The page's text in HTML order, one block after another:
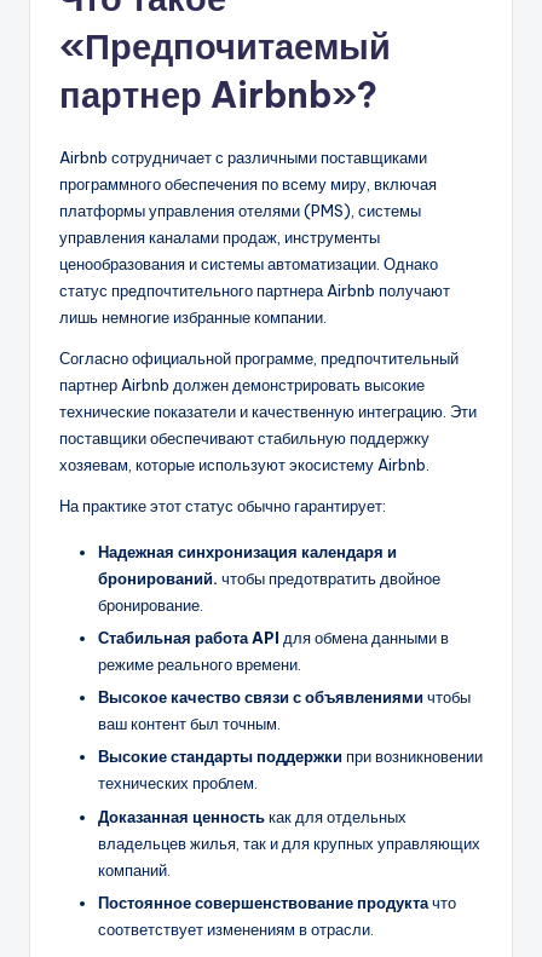
«Предпочитаемый
партнер Airbnb»?
Airbnb сотрудничает с различными поставщиками
программного обеспечения по всему миру, включая
платформы управления отелями (PMS), системы
управления каналами продаж, инструменты
ценообразования и системы автоматизации. Однако
статус предпочтительного партнера Airbnb получают
лишь немногие избранные компании.
Согласно официальной программе, предпочтительный
партнер Airbnb должен демонстрировать высокие
технические показатели и качественную интеграцию. Эти
поставщики обеспечивают стабильную поддержку
хозяевам, которые используют экосистему Airbnb.
На практике этот статус обычно гарантирует:
Надежная синхронизация календаря и
бронирований. чтобы предотвратить двойное
бронирование.
Стабильная работа API для обмена данными в
режиме реального времени.
Высокое качество связи с объявлениямичтобы
ваш контент был точным.
Высокие стандарты поддержкипри возникновении
технических проблем.
Доказанная ценностькак для отдельных
владельцев жилья, так и для крупных управляющих
компаний.
Постоянное совершенствование продуктачто
соответствует изменениям в отрасли.